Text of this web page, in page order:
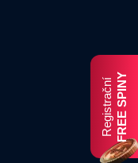
RegistračníFREE SPINY